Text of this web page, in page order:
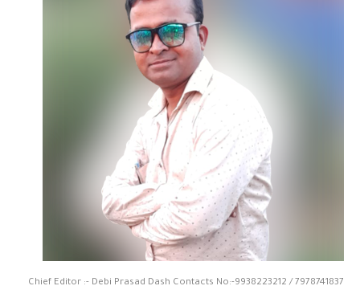
Chief Editor :- Debi Prasad Dash Contacts No:-9938223212 / 7978741837